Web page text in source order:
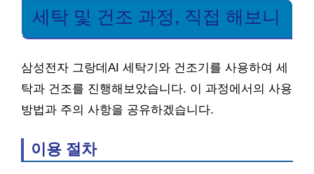
세탁 및 건조 과정, 직접 해보니
삼성전자 그랑데AI 세탁기와 건조기를 사용하여 세
탁과 건조를 진행해보았습니다. 이 과정에서의 사용
방법과 주의 사항을 공유하겠습니다.
이용 절차